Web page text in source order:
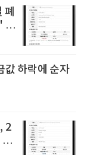
임
값 하락에 순자
2